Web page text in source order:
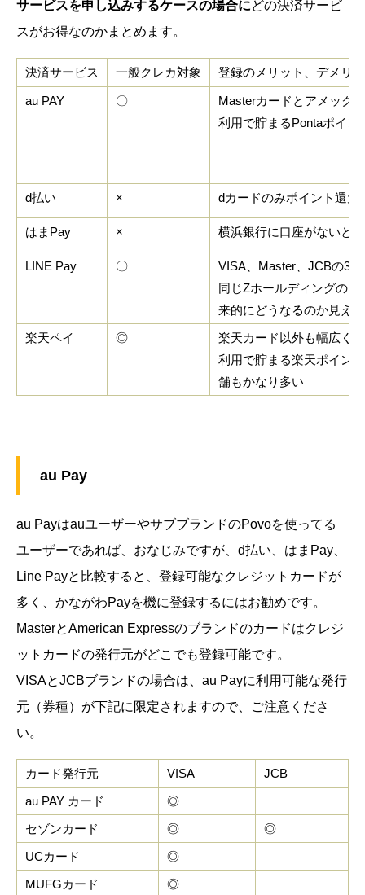
サービスを申し込みするケースの場合にどの決済サービ
スがお得なのかまとめます。
決済サービス 一般クレカ対象 登録のメリット、デメリ
au PAY 〇
Masterカードとアメック
利用で貯まるPontaポイ
d払い × dカードのみポイント還元
はまPay × 横浜銀行に口座がないと
LINE Pay 〇
VISA、Master、JCBの3
同じZホールディングの
来的にどうなるのか見え
楽天ペイ
◎
楽天カード以外も幅広く
利用で貯まる楽天ポイン
舗もかなり多い
au Pay
au PayはauユーザーやサブブランドのPovoを使ってる
ユーザーであれば、おなじみですが、d払い、はまPay、
Line Payと比較すると、登録可能なクレジットカードが
多く、かながわPayを機に登録するにはお勧めです。
MasterとAmerican Expressのブランドのカードはクレジ
ットカードの発行元がどこでも登録可能です。
VISAとJCBブランドの場合は、au Payに利用可能な発行
元（券種）が下記に限定されますので、ご注意くださ
い。
カード発行元 VISA
JCB
au PAY カード
◎
セゾンカード
◎
◎
UCカード
◎
MUFGカード
◎